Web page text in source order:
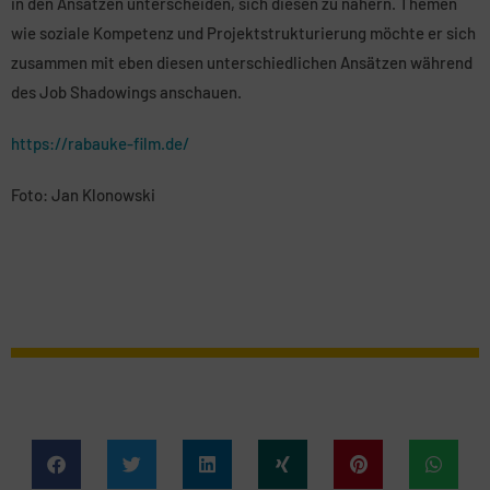
wie soziale Kompetenz und Projektstrukturierung möchte er sich
zusammen mit eben diesen unterschiedlichen Ansätzen während
des Job Shadowings anschauen.
https://rabauke-film.de/
Foto: Jan Klonowski